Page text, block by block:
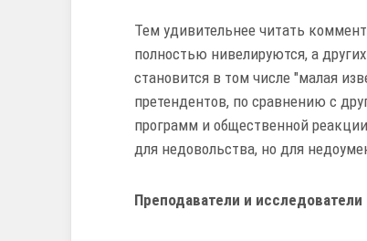
Тем удивительнее читать
полностью нивелируются, а
становится в том числе "малая
претендентов, по сравнению с
программ и общественной
для недовольства, но для
Преподаватели и исследователи